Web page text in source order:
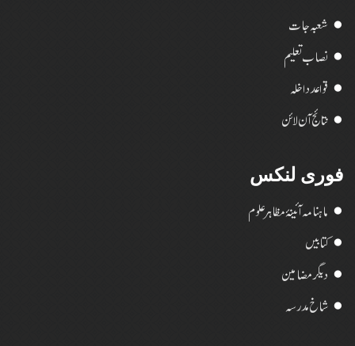
شعبہ جات
نصاب تعلیم
قواعد داخلہ
نتائج آن لائن
فوری لنکس
ماہنامہ آئینۂ مظاہر علوم
کتابیں
دیگر مضامین
شاخ مدرسہ